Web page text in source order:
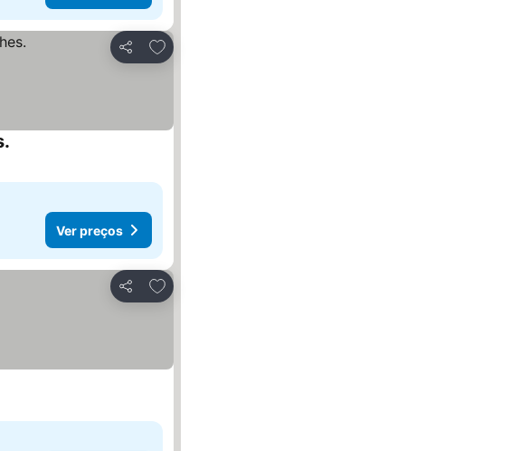
Partilhar
Adicionar aos favoritos
Ver preços
Partilhar
Adicionar aos favoritos